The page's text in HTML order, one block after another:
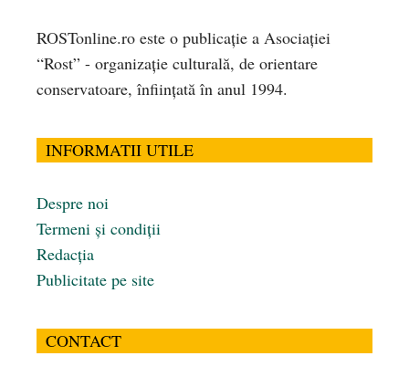
ROSTonline.ro este o publicaţie a Asociaţiei
“Rost” - organizaţie culturală, de orientare
conservatoare, înfiinţată în anul 1994.
INFORMATII UTILE
Despre noi
Termeni și condiții
Redacția
Publicitate pe site
CONTACT